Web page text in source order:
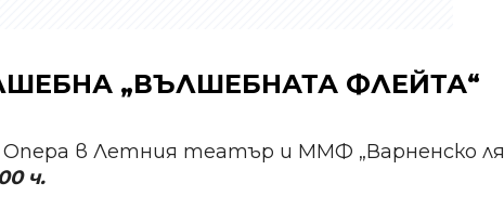
„ВЪЛШЕБНАТА ФЛЕЙТА“
Опера в Летния театър и ММФ „Варненско
ч.